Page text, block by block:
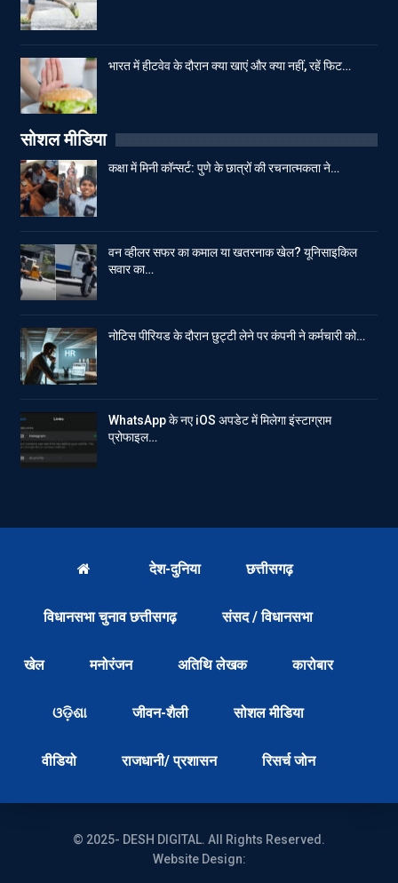
भारत में हीटवेव के दौरान क्या खाएं और क्या नहीं, रहें फिट…
सोशल मीडिया
कक्षा में मिनी कॉन्सर्ट: पुणे के छात्रों की रचनात्मकता ने…
वन व्हीलर सफर का कमाल या खतरनाक खेल? यूनिसाइकिल
सवार का…
नोटिस पीरियड के दौरान छुट्टी लेने पर कंपनी ने कर्मचारी को…
WhatsApp के नए iOS अपडेट में मिलेगा इंस्टाग्राम
प्रोफाइल…
देश-दुनिया छत्तीसगढ़
विधानसभा चुनाव छत्तीसगढ़ संसद / विधानसभा
खेल मनोरंजन अतिथि लेखक कारोबार
ଓଡ଼ିଶା जीवन-शैली सोशल मीडिया
वीडियो राजधानी/ प्रशासन रिसर्च जोन
© 2025- DESH DIGITAL. All Rights Reserved.
Website Design: